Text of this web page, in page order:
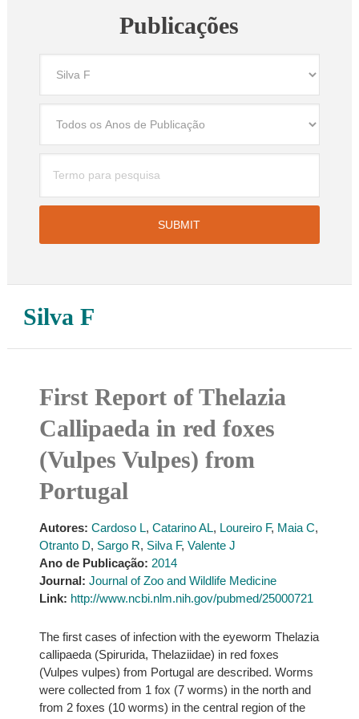
Publicações
Silva F
First Report of Thelazia
Callipaeda in red foxes
(Vulpes Vulpes) from
Portugal
Autores: Cardoso L, Catarino AL, Loureiro F, Maia C,
Otranto D, Sargo R, Silva F, Valente J
Ano de Publicação: 2014
Journal: Journal of Zoo and Wildlife Medicine
Link: http://www.ncbi.nlm.nih.gov/pubmed/25000721
The first cases of infection with the eyeworm Thelazia
callipaeda (Spirurida, Thelaziidae) in red foxes
(Vulpes vulpes) from Portugal are described. Worms
were collected from 1 fox (7 worms) in the north and
from 2 foxes (10 worms) in the central region of the